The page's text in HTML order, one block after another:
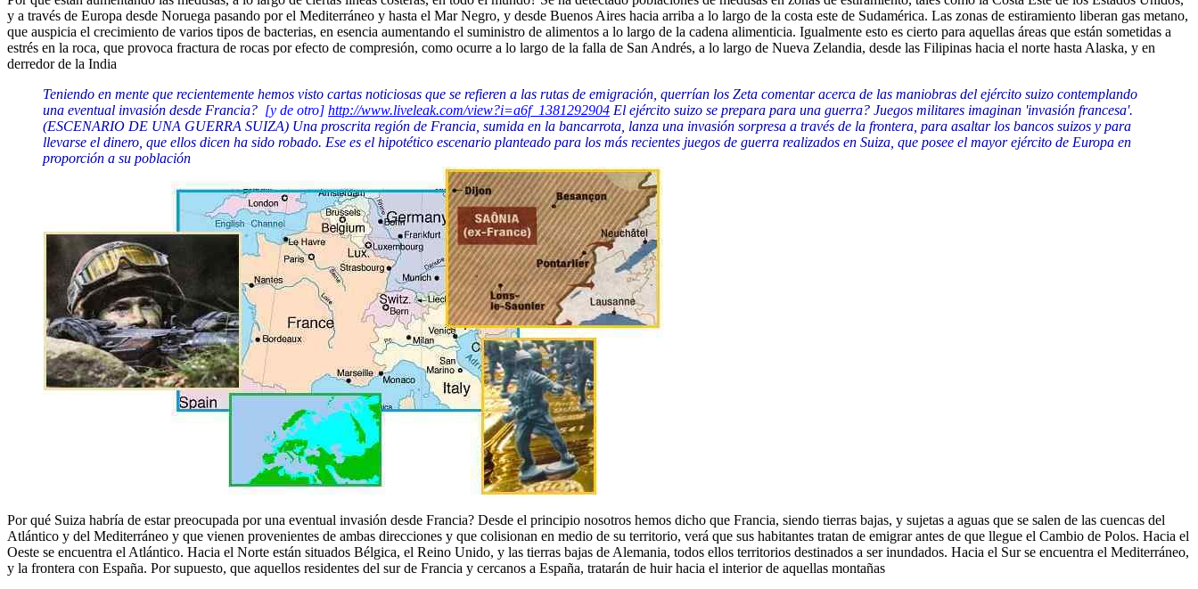
y a través de Europa desde Noruega pasando por el Mediterráneo y hasta el Mar Negro, y desde Buenos Aires hacia arriba a lo largo de la costa este de Sudamérica. Las zonas de estiramiento liberan gas metano,
que auspicia el crecimiento de varios tipos de bacterias, en esencia aumentando el suministro de alimentos a lo largo de la cadena alimenticia. Igualmente esto es cierto para aquellas áreas que están sometidas a
estrés en la roca, que provoca fractura de rocas por efecto de compresión, como ocurre a lo largo de la falla de San Andrés, a lo largo de Nueva Zelandia, desde las Filipinas hacia el norte hasta Alaska, y en
derredor de la India
Teniendo en mente que recientemente hemos visto cartas noticiosas que se refieren a las rutas de emigración, querrían los Zeta comentar acerca de las maniobras del ejército suizo contemplando
una eventual invasión desde Francia? [y de otro] http://www.liveleak.com/view?i=a6f_1381292904 El ejército suizo se prepara para una guerra? Juegos militares imaginan 'invasión francesa'.
(ESCENARIO DE UNA GUERRA SUIZA) Una proscrita región de Francia, sumida en la bancarrota, lanza una invasión sorpresa a través de la frontera, para asaltar los bancos suizos y para
llevarse el dinero, que ellos dicen ha sido robado. Ese es el hipotético escenario planteado para los más recientes juegos de guerra realizados en Suiza, que posee el mayor ejército de Europa en
proporción a su población
Por qué Suiza habría de estar preocupada por una eventual invasión desde Francia? Desde el principio nosotros hemos dicho que Francia, siendo tierras bajas, y sujetas a aguas que se salen de las cuencas del
Atlántico y del Mediterráneo y que vienen provenientes de ambas direcciones y que colisionan en medio de su territorio, verá que sus habitantes tratan de emigrar antes de que llegue el Cambio de Polos. Hacia el
Oeste se encuentra el Atlántico. Hacia el Norte están situados Bélgica, el Reino Unido, y las tierras bajas de Alemania, todos ellos territorios destinados a ser inundados. Hacia el Sur se encuentra el Mediterráneo,
y la frontera con España. Por supuesto, que aquellos residentes del sur de Francia y cercanos a España, tratarán de huir hacia el interior de aquellas montañas